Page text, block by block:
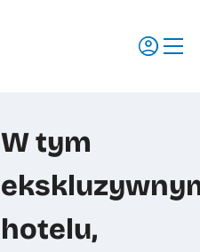
Regiony
Szkolenia
Promocje
W tym
hotelu,